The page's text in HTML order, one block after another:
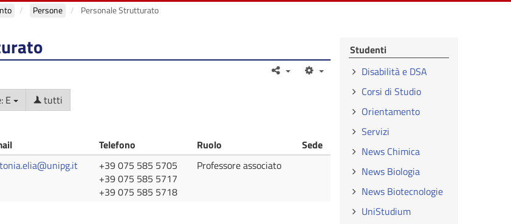
Persone Personale Strutturato
E tutti
Telefono Ruolo
Sede
+39 075 585 5705
+39 075 585 5717
+39 075 585 5718
Professore associato
Studenti
Disabilità e DSA
Corsi di Studio
Orientamento
Servizi
News Chimica
News Biologia
News Biotecnologie
UniStudium